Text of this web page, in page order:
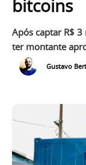
bitcoins
Após captar R$
ter montante
Gustavo